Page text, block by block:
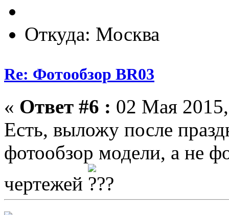
Откуда: Москва
Re: Фотообзор BR03
« Ответ #6 : 02 Мая
Есть, выложу после
фотообзор модели, а не
чертежей